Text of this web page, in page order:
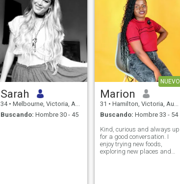
Sarah
34 • Melbourne, Victoria, Australia
Buscando: Hombre 30 - 45
NUEVO
Marion
31 • Hamilton, Victoria, Australia
Buscando: Hombre 33 - 54
Kind, curious and always up
for a good conversation. I
enjoy trying new foods,
exploring new places and